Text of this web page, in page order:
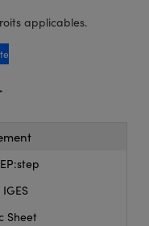
applicables.
IGES
Sheet